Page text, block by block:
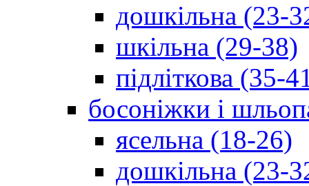
дошкільна (23-
шкільна (29-38)
підліткова (35-
босоніжки і
ясельна (18-26)
дошкільна (23-